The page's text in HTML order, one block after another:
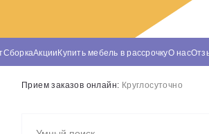
СборкаАкцииКупить мебель в рассрочкуО нас
Прием заказов онлайн: Круглосуточно